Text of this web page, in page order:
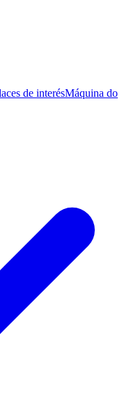
de interésMáquina do